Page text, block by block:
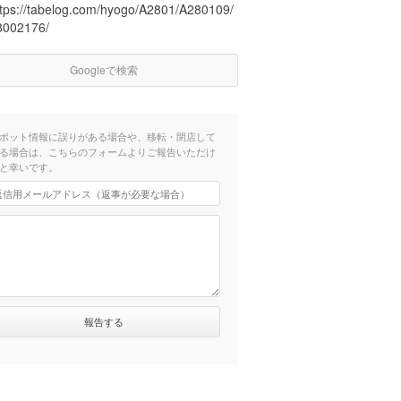
tabelog.com/hyogo/A2801/A280109/
Googleで検索
ット情報に誤りがある場合や、移転・閉店して
場合は、こちらのフォームよりご報告いただけ
幸いです。